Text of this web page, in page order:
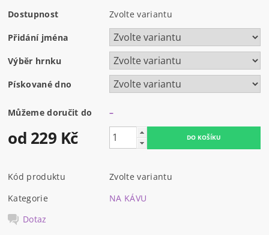
Dostupnost Zvolte variantu
Přidání jména
Výběr hrnku
Pískované dno
Můžeme doručit do –
od 229 Kč
Kód produktu
Zvolte variantu
Kategorie
NA KÁVU
Dotaz